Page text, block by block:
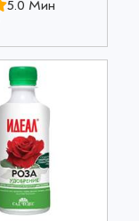
5.0 Мин